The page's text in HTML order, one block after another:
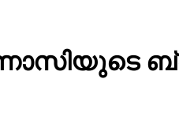
ശ്രീ ദുർഗ